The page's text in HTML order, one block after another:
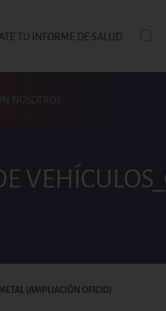
Top TU INFORME DE SALUD
NOSOTROS
(AMPLIACIÓN OFICIO)